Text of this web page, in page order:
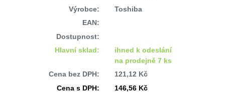
Výrobce:
Toshiba
EAN:
Dostupnost:
Hlavní sklad:
ihned k odeslání
na prodejně 7 ks
Cena bez DPH:
121,12 Kč
Cena s DPH:
146,56 Kč